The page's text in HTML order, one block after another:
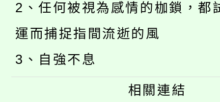
2、任何被視為感情的枷鎖，都
運而捕捉指間流逝的風
3、自強不息
相關連結